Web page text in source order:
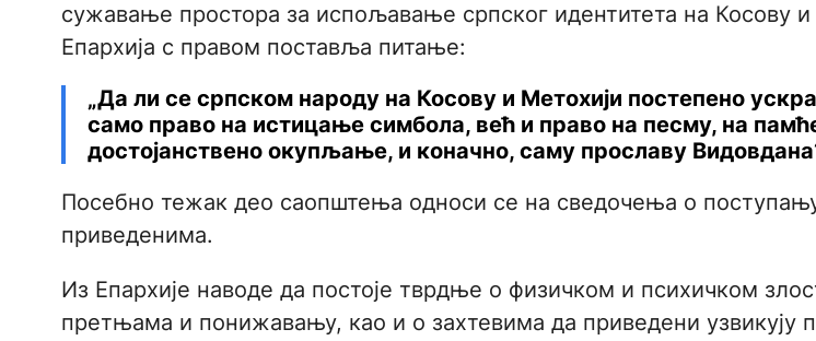
сужавање простора за испољавање српског идентитета на Косову и
Епархија с правом поставља питање:
„Да ли се српском народу на Косову и Метохији постепено
само право на истицање симбола, већ и право на песму, на
достојанствено окупљање, и коначно, саму прославу
Посебно тежак део саопштења односи се на сведочења о
приведенима.
Из Епархије наводе да постоје тврдње о физичком и психичком
претњама и понижавању, као и о захтевима да приведени узвикују